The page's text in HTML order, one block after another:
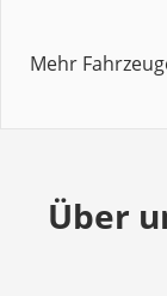
Mehr
Über